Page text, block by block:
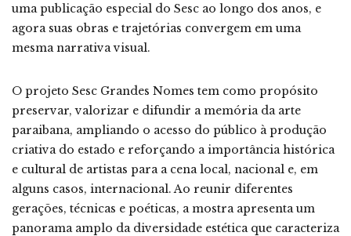
uma publicação especial do Sesc ao longo dos anos, e
agora suas obras e trajetórias convergem em uma
mesma narrativa visual.
O projeto Sesc Grandes Nomes tem como propósito
preservar, valorizar e difundir a memória da arte
paraibana, ampliando o acesso do público à produção
criativa do estado e reforçando a importância histórica
e cultural de artistas para a cena local, nacional e, em
alguns casos, internacional. Ao reunir diferentes
gerações, técnicas e poéticas, a mostra apresenta um
panorama amplo da diversidade estética que caracteriza